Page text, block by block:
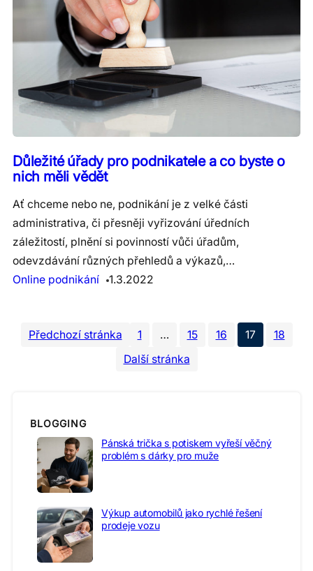
Důležité úřady pro podnikatele a co byste o
nich měli vědět
Ať chceme nebo ne, podnikání je z velké části
administrativa, či přesněji vyřizování úředních
záležitostí, plnění si povinností vůči úřadům,
odevzdávání různých přehledů a výkazů,…
Online podnikání
1.3.2022
Předchozí stránka 1 … 15 16 17
18
Další stránka
BLOGGING
Pánská trička s potiskem vyřeší věčný
problém s dárky pro muže
Výkup automobilů jako rychlé řešení
prodeje vozu